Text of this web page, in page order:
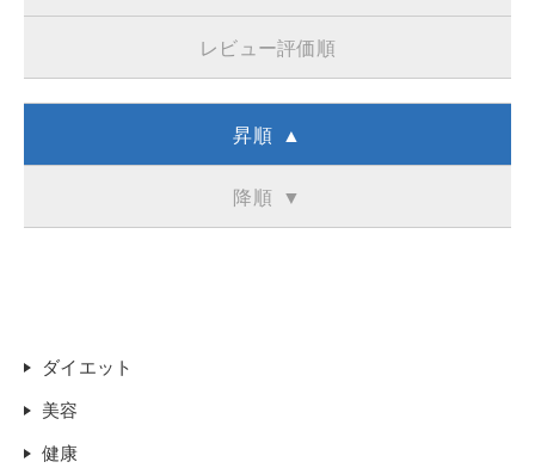
レビュー評価順
昇順 ▲
降順 ▼
ダイエット
美容
健康